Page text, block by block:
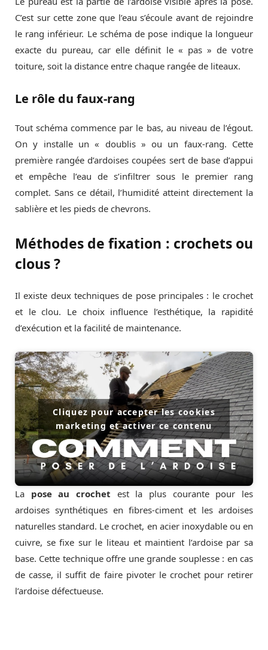
C’est sur cette zone que l’eau s’écoule avant de rejoindre
le rang inférieur. Le schéma de pose indique la longueur
exacte du pureau, car elle définit le « pas » de votre
toiture, soit la distance entre chaque rangée de liteaux.
Le rôle du faux-rang
Tout schéma commence par le bas, au niveau de l’égout.
On y installe un « doublis » ou un faux-rang. Cette
première rangée d’ardoises coupées sert de base d’appui
et empêche l’eau de s’infiltrer sous le premier rang
complet. Sans ce détail, l’humidité atteint directement la
sablière et les pieds de chevrons.
Méthodes de fixation : crochets ou
clous ?
Il existe deux techniques de pose principales : le crochet
et le clou. Le choix influence l’esthétique, la rapidité
d’exécution et la facilité de maintenance.
Cliquez pour accepter les cookies
marketing et activer ce contenu
La pose au crochet est la plus courante pour les
ardoises synthétiques en fibres-ciment et les ardoises
naturelles standard. Le crochet, en acier inoxydable ou en
cuivre, se fixe sur le liteau et maintient l’ardoise par sa
base. Cette technique offre une grande souplesse : en cas
de casse, il suffit de faire pivoter le crochet pour retirer
l’ardoise défectueuse.